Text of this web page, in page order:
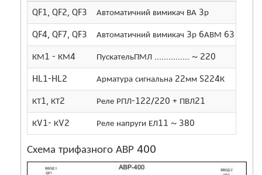
QF1, QF2, QF3 Автоматичний вимикач ВА 3р
QF4, QF7, QF3 Автоматичний вимикач 3р 6АВМ 63
КМ1 - КМ4 ПускательПМЛ ............... ~ 220
HL1-HL2 Арматура сигнальна 22мм S224К
КТ1, КТ2 Реле РПЛ-122/220 + ПВЛ21
КV1- КV2 Реле напруги ЕЛ11 ~ 380
Схема трифазного АВР 400